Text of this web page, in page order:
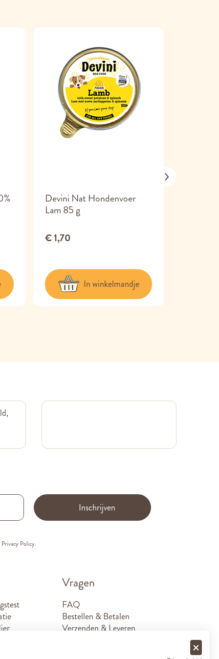
Devini Nat Hondenvoer
Lam 85 g
€ 1,70
In winkelmandje
Inschrijven
Privacy Policy.
Vragen
FAQ
Bestellen & Betalen
Verzenden & Leveren